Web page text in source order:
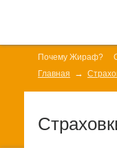
Почему Жираф?
Главная